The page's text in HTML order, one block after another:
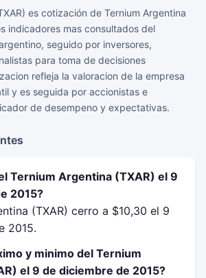
es cotización de Ternium Argentina
indicadores mas consultados del
seguido por inversores,
para toma de decisiones
refleja la valoracion de la empresa
y es seguida por accionistas e
de desempeno y expectativas.
Ternium Argentina (TXAR) el 9
2015?
(TXAR) cerro a $10,30 el 9
2015.
y minimo del Ternium
el 9 de diciembre de 2015?